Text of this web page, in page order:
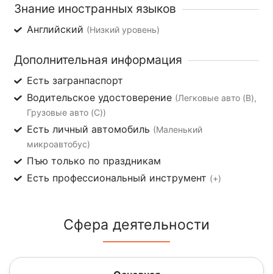
Знание иностранных языков
Английский (Низкий уровень)
Дополнительная информация
Есть загранпаспорт
Водительское удостоверение (Легковые авто (B),
Грузовые авто (C))
Есть личный автомобиль (Маленький
микроавтобус)
Пъю только по праздникам
Есть профессиональный инструмент (+)
Сфера деятельности